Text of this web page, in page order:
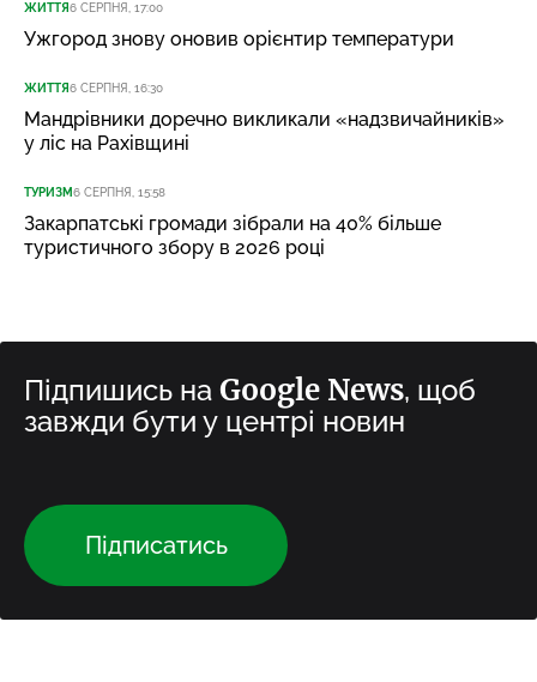
ЖИТТЯ6 СЕРПНЯ, 17:00
Ужгород знову оновив орієнтир температури
ЖИТТЯ6 СЕРПНЯ, 16:30
Мандрівники доречно викликали «надзвичайників»
у ліс на Рахівщині
ТУРИЗМ6 СЕРПНЯ, 15:58
Закарпатські громади зібрали на 40% більше
туристичного збору в 2026 році
Підпишись на Google News, щоб
завжди бути у центрі новин
Підписатись